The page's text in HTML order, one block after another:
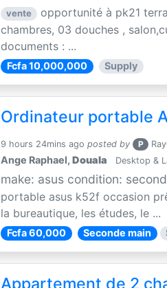
vente
opportunité à pk21
chambres, 03 douches ,
documents : ...
Fcfa 10,000,000 Supply
Ordinateur portable
9 hours 24mins ago posted by P
Ange Raphael,Douala Desktop &
make: asus condition:
portable asus k52f occasion
la bureautique, les études, le ...
Fcfa 60,000 Seconde main
Appartement de 2